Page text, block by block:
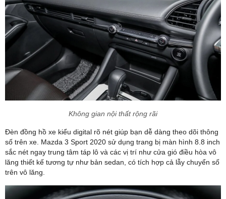
Không gian nội thất rộng rãi
Đèn đồng hồ xe kiểu digital rõ nét giúp bạn dễ dàng theo dõi thông
số trên xe. Mazda 3 Sport 2020 sử dụng trang bị màn hình 8.8 inch
sắc nét ngay trung tâm táp lô và các vị trí như cửa gió điều hòa vô
lăng thiết kế tương tự như bản sedan, có tích hợp cả lẫy chuyển số
trên vô lăng.